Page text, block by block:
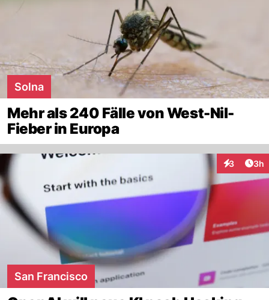
Solna
Mehr als 240 Fälle von West-Nil-
Fieber in Europa
3 3h
San Francisco